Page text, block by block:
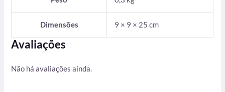
Dimensões 9 × 9 × 25 cm
Avaliações
Não há avaliações ainda.